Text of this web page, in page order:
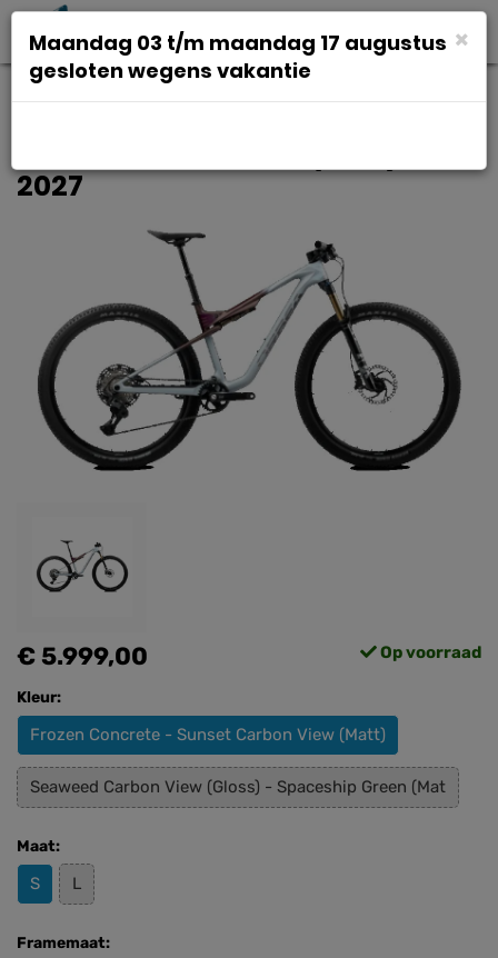
2027
€ 5.999,00 Op voorraad
Kleur:
Frozen Concrete - Sunset Carbon View (Matt)
Seaweed Carbon View (Gloss) - Spaceship Green (Mat
Maat:
S L
Framemaat:
×
Maandag 03 t/m maandag 17 augustus
gesloten wegens vakantie